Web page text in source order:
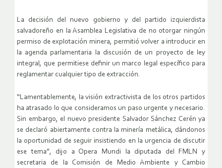
La decisión del nuevo gobierno y del partido izquierdista
salvadoreño en la Asamblea Legislativa de no otorgar ningún
permiso de explotación minera, permitió volver a introducir en
la agenda parlamentaria la discusión de un proyecto de ley
integral, que permitiese definir un marco legal específico para
reglamentar cualquier tipo de extracción.
“Lamentablemente, la visión extractivista de los otros partidos
ha atrasado lo que consideramos un paso urgente y necesario.
Sin embargo, el nuevo presidente Salvador Sánchez Cerén ya
se declaró abiertamente contra la minería metálica, dándonos
la oportunidad de seguir insistiendo en la urgencia de discutir
ese tema”, dijo a Opera Mundi la diputada del FMLN y
secretaria de la Comisión de Medio Ambiente y Cambio